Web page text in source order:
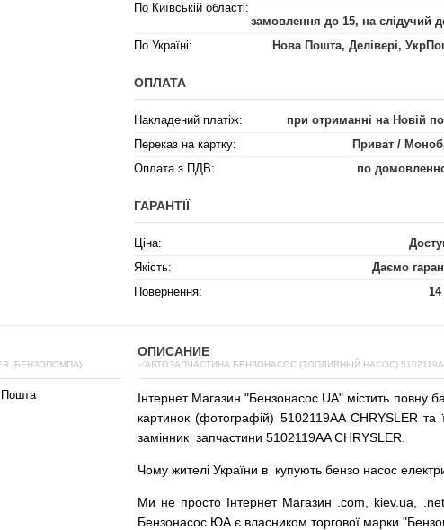
По Київській області:
замовлення до 15, на слідучий
По Україні:
Нова Пошта, Делівері,
ОПЛАТА
Накладений платіж:
при отриманні на Новій
Переказ на картку:
Приват /
Оплата з ПДВ:
по
ГАРАНТІЇ
Ціна:
Якість:
Даємо
Повернення:
14
(БЕНЗОПОМПА)
Пошта
ОПИСАНИЕ
✅АВТОЗАПЧАСТИНА БЕНЗОНАСОС (ТОПЛИВНЫЙ НАСОС)
Інтернет Магазин "Бензонасос UA" містить повну
картинок (фотографій) 5102119AA CHRYSLER та
замінник запчастини 5102119AA CHRYSLER.
Чому жителі України в купують бензо насос
Ми не просто Інтернет Магазин .com kiev.ua .net
Бензонасос ЮА є власником торгової марки "